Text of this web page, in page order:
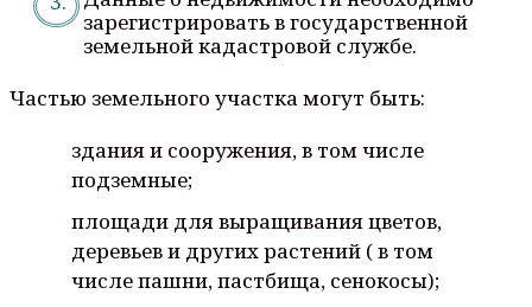
зарегистрировать в государственной
земельной кадастровой службе.
Частью земельного участка могут быть:
здания и сооружения, в том числе
подземные;
площади для выращивания цветов,
деревьев и других растений ( в том
числе пашни, пастбища, сенокосы);